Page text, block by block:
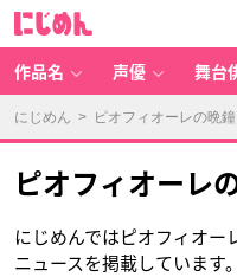
作品名 声優 舞台
にじめん > ピオフィオーレの晩鐘
ピオフィオーレ
にじめんではピオフィオ
ニュースを掲載しています。